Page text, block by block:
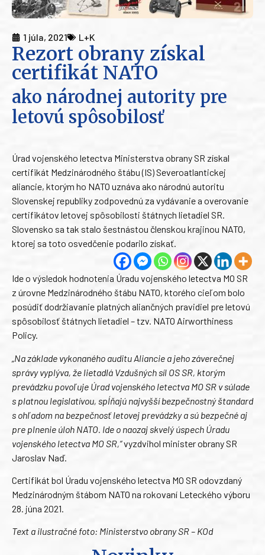
1 júla, 2021 L+K
Rezort obrany získal
certifikát NATO
ako národnej autority pre
letovú spôsobilosť
Úrad vojenského letectva Ministerstva obrany SR získal
certifikát Medzinárodného štábu (IS) Severoatlantickej
aliancie, ktorým ho NATO uznáva ako národnú autoritu
Slovenskej republiky zodpovednú za vydávanie a overovanie
certifikátov letovej spôsobilosti štátnych lietadiel SR.
Slovensko sa tak stalo šestnástou členskou krajinou NATO,
ktorej sa toto osvedčenie podarilo získať.
Ide o výsledok hodnotenia Úradu vojenského letectva MO SR
z úrovne Medzinárodného štábu NATO, ktorého cieľom bolo
posúdiť dodržiavanie platných aliančných pravidiel pre letovú
spôsobilosť štátnych lietadiel – tzv. NATO Airworthiness
Policy.
„Na základe vykonaného auditu Aliancie a jeho záverečnej
správy vyplýva, že lietadlá Vzdušných síl OS SR, ktorým
prevádzku povoľuje Úrad vojenského letectva MO SR v súlade
s platnou legislatívou, spĺňajú najvyšší bezpečnostný štandard
s ohľadom na bezpečnosť letovej prevádzky a sú bezpečné aj
pre plnenie úloh NATO. Ide o naozaj skvelý úspech Úradu
vojenského letectva MO SR,“vyzdvihol minister obrany SR
Jaroslav Naď.
Certifikát bol Úradu vojenského letectva MO SR odovzdaný
Medzinárodným štábom NATO na rokovaní Leteckého výboru
28. júna 2021.
Text a ilustračné foto: Ministerstvo obrany SR – KOd